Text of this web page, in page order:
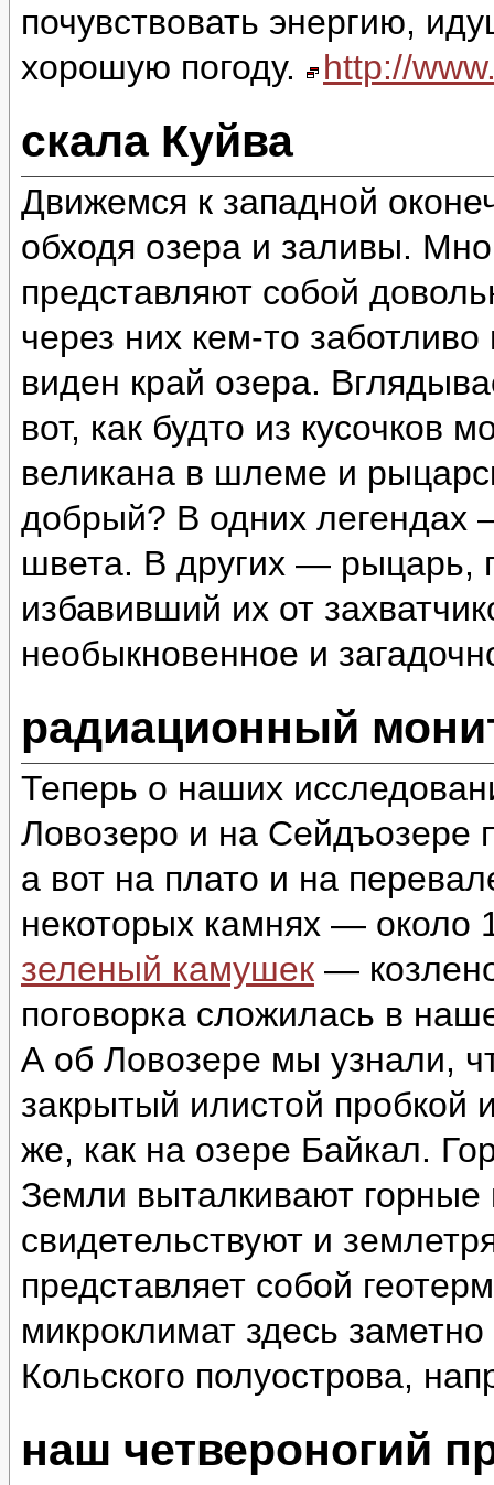
почувствовать энергию,
хорошую погоду.
http://
скала Куйва
Движемся к западной
обходя озера и заливы.
представляют собой
через них кем-то
виден край озера.
вот, как будто из кусочков
великана в шлеме и
добрый? В одних
швета. В других —
избавивший их от
необыкновенное и
радиационный
Теперь о наших
Ловозеро и на Сейдъозере
а вот на плато и на
некоторых камнях — около
зеленый камушек —
поговорка сложилась в
А об Ловозере мы узнали,
закрытый илистой пробкой
же, как на озере Байкал.
Земли выталкивают
свидетельствуют и
представляет собой
микроклимат здесь
Кольского полуострова,
наш четвероногий